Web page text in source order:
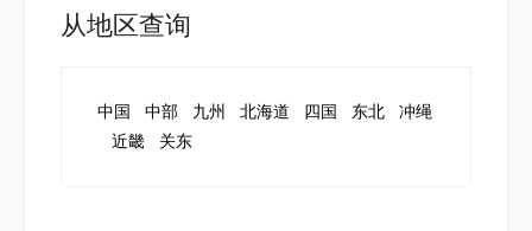
从地区查询
中国 中部 九州 北海道 四国 东北
冲绳
近畿
关东